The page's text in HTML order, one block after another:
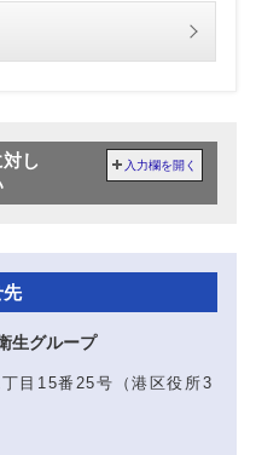
し
入力欄を開く
先
生グループ
目15番25号（港区役所3